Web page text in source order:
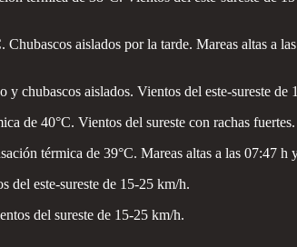
aislados por la tarde. Mareas altas a
chubascos aislados. Vientos del este-sureste de
de 40°C. Vientos del sureste con rachas fuertes.
térmica de 39°C. Mareas altas a las 07:47
del este-sureste de 15-25 km/h.
del sureste de 15-25 km/h.